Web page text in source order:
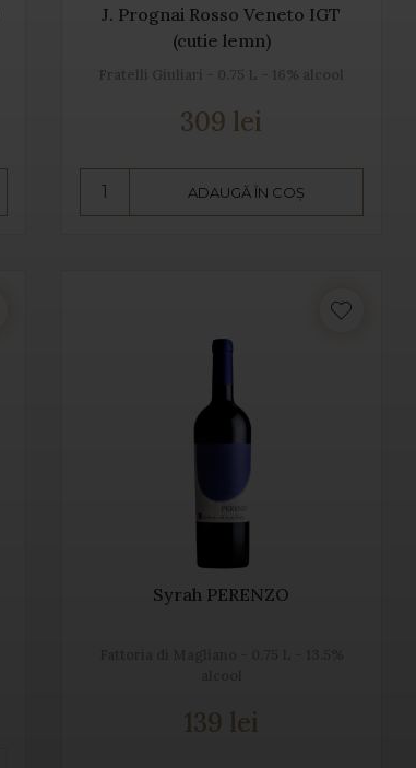
J. Prognai Rosso Veneto IGT
(cutie lemn)
Fratelli Giuliari - 0.75 L - 16% alcool
309 lei
ADAUGĂ ÎN COȘ
Syrah PERENZO
139 lei